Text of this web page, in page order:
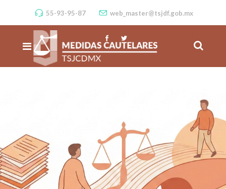
55-93-95-87 web_master@tsjdf.gob.mx